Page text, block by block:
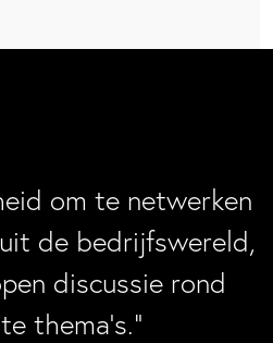
om te netwerken
de bedrijfswereld,
discussie rond
thema’s.”